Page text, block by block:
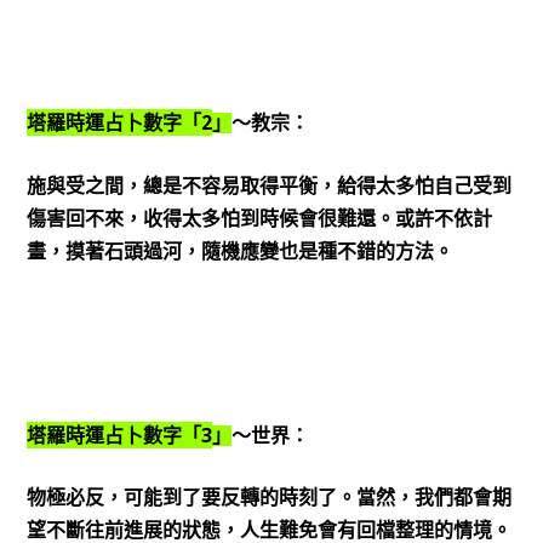
塔羅時運占卜數字「2」 ～教宗：
施與受之間，總是不容易取得平衡，給得太多怕自己受到
傷害回不來，收得太多怕到時候會很難還。或許不依計
畫，摸著石頭過河，隨機應變也是種不錯的方法。
塔羅時運占卜數字「3」 ～世界：
物極必反，可能到了要反轉的時刻了。當然，我們都會期
望不斷往前進展的狀態，人生難免會有回檔整理的情境。